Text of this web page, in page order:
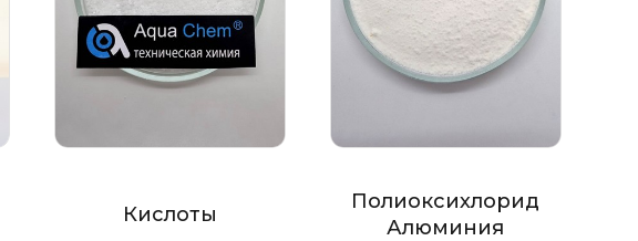
Кислоты
Полиоксихлорид
Алюминия